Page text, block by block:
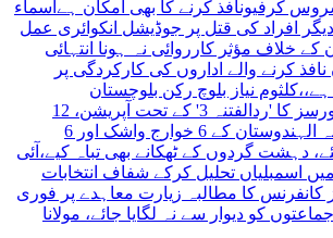
کرفیونافذ کرنے کا بھی امکان ہے اسماء
افراد کی قتل پر جوڈیشل انکوائری عمل
کے خلاف مؤثر کارروائی نہ ہونا انتہائی
کرنے والے اداروں کی کارکردگی پر
نیاز بلوچ رکن بلوچستان
،سیکیورٹی فورسز کا 'ردالفتنہ 3' کے تحت آپریشن، 12
دہشت گرد ہلاک فتنہ الہندوستان کے 6 خوارج واشک اور 6
دہشت گردوں کے ٹھکانے بھی تباہ کیے،آئی
اسمبلیاں تحلیل کرکے شفاف انتخابات
کانفرنس کا مطالبہ زیارت معاہدے پر فوری
کو دیوار سے نہ لگایا جائے، مولانا